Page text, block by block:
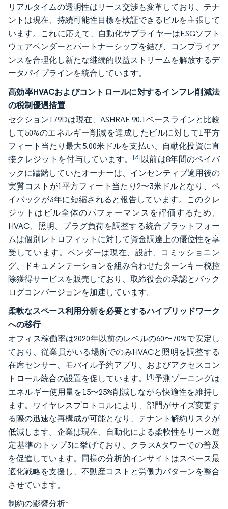
リアルタイムの透明性はリース交渉も変革しており、テナ
ントは現在、持続可能性目標を検証できるビルを主張して
います。これに応えて、自動化サプライヤーはESGソフト
ウェアベンダーとパートナーシップを結び、コンプライア
ンスを合理化し新たな継続的収益ストリームを解放するデ
ータパイプラインを統合しています。
高効率HVACおよびコントロールに対するインフレ削減法
の税制優遇措置
セクション179Dは現在、ASHRAE 90.1ベースラインと比較
して50%のエネルギー削減を達成したビルに対して1平方
フィート当たり最大5.00米ドルを支払い、自動化投資に直
接クレジットを付与しています。 [3]以前は8年間のペイバ
ックに躊躇していたオーナーは、インセンティブ適用後の
実質コストが1平方フィート当たり2〜3米ドルとなり、ペ
イバックが3年に短縮されると報告しています。このクレ
ジットはビル全体のパフォーマンスを評価するため、
HVAC、照明、プラグ負荷を調整する統合プラットフォー
ムは個別レトロフィットに対して資金調達上の優位性を享
受しています。ベンダーは現在、設計、コミッショニン
グ、ドキュメンテーションを組み合わせたターンキー税控
除獲得サービスを販売しており、取締役会の承認とバック
ログコンバージョンを加速しています。
柔軟なスペース利用分析を必要とするハイブリッドワーク
への移行
オフィス稼働率は2020年以前のレベルの60〜70%で安定し
ており、従業員がいる場所でのみHVACと照明を調整する
在席センサー、モバイル予約アプリ、およびアクセスコン
トロール統合の設置を促しています。 [4]予測ゾーニングは
エネルギー使用量を15〜25%削減しながら快適性を維持し
ます。ワイヤレスプロトコルにより、部門がサイズ変更す
る際の迅速な再構成が可能となり、テナント解約リスクが
低減します。企業は現在、自動化による柔軟性をリース選
定基準のトップ3に挙げており、クラスAタワーでの普及
を促進しています。同様の分析的インサイトはスペース最
適化戦略を支援し、不動産コストと労働力パターンを整合
させています。
制約の影響分析*